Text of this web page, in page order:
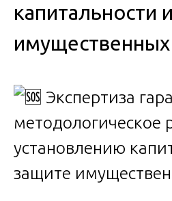
капитальности
имущественных